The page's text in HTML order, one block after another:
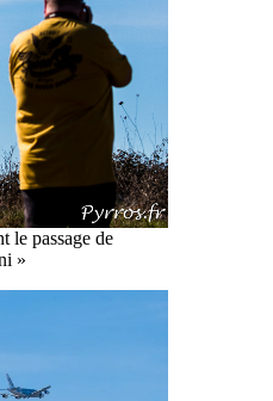
le passage de
»